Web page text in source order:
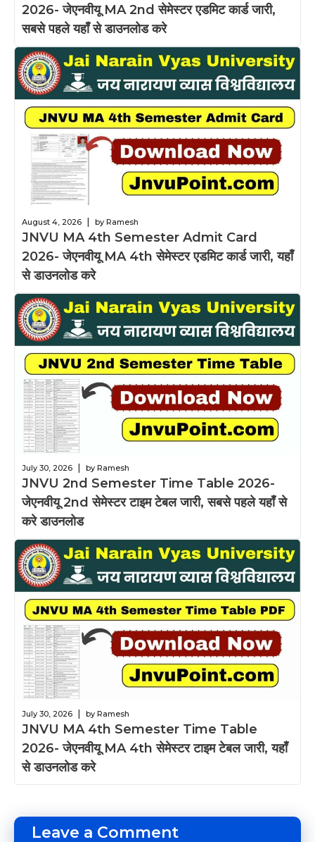
2026- जेएनवीयू MA 2nd सेमेस्टर एडमिट कार्ड जारी,
सबसे पहले यहाँ से डाउनलोड करे
August 4, 2026 | by Ramesh
JNVU MA 4th Semester Admit Card
2026- जेएनवीयू MA 4th सेमेस्टर एडमिट कार्ड जारी, यहाँ
से डाउनलोड करे
July 30, 2026 by Ramesh
JNVU 2nd Semester Time Table 2026-
जेएनवीयू 2nd सेमेस्टर टाइम टेबल जारी, सबसे पहले यहाँ से
करे डाउनलोड
July 30, 2026 by Ramesh
JNVU MA 4th Semester Time Table
2026- जेएनवीयू MA 4th सेमेस्टर टाइम टेबल जारी, यहाँ
से डाउनलोड करे
Leave a Comment